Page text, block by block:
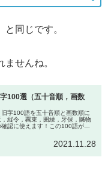
と同じです。
せんね。
100選（五十音順，画数
字100語を五十音順と画数順に
縦令，覊束，囲繞，牙保，贓物
認に使えます！この100語が読
2021.11.28